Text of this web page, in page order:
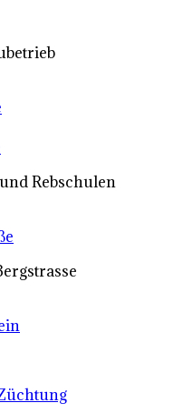
Rebschulen